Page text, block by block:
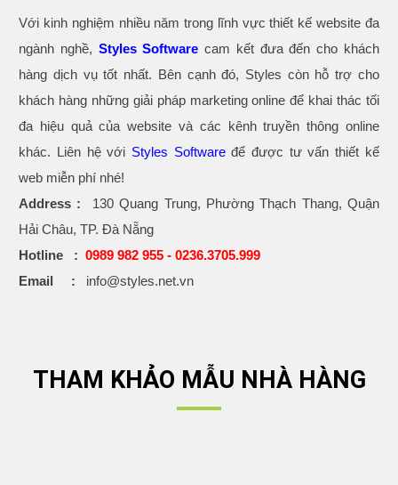
Với kinh nghiệm nhiều năm trong lĩnh vực thiết kế website đa
ngành nghề, Styles Software cam kết đưa đến cho khách
hàng dịch vụ tốt nhất. Bên cạnh đó, Styles còn hỗ trợ cho
khách hàng những giải pháp marketing online để khai thác tối
đa hiệu quả của website và các kênh truyền thông online
khác. Liên hệ với Styles Softwaređể được tư vấn thiết kế
web miễn phí nhé!
Address : 130 Quang Trung, Phường Thạch Thang, Quận
Hải Châu, TP. Đà Nẵng
Hotline :0989 982 955 -0236.3705.999
Email :
info@styles.net.vn
THAM KHẢO MẪU NHÀ HÀNG